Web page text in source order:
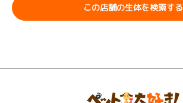
この店舗の生体を検索する